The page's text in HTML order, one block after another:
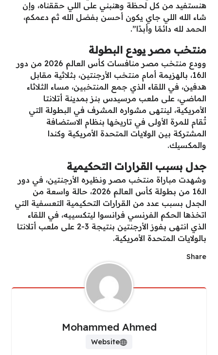
هنستفيد من كل لحظة وهنبني على اللي حققناه، وإن
شاء الله اللي جاي يكون أحسن بفضل الله ثم دعمكم،
الحمد لله دائمًا وأبدًا”.
منتخب مصر يودع البطولة
وودع منتخب مصر منافسات كأس العالم 2026 من دور
الـ16، بالهزيمة أمام منتخب الأرجنتين، بثلاثية مقابل
هدفين، في اللقاء الذي جمع المنتخبين، مساء الثلاثاء
الماضي، على ملعب مرسيدس بنز بمدينة أتلانتا
الأمريكية، لينتهى مشواره المشرف في البطولة التي
تُقام للمرة الأولى في تاريخها بنظام الاستضافة
المشتركة بين الولايات المتحدة الأمريكية وكندا
والمكسيك.
جدل بسبب القرارات التحكيمية
وشهدت مباراة منتخب مصر ونظيره الأرجنتين، في دور
الـ16 من بطولة كأس العالم 2026، حالة واسعة من
الجدل بسبب عدد من القرارات التحكيمية التعسفية التي
اتخذها الحكم الفرنسي فرانسوا ليتكسييه، في اللقاء
الذي انتهى بفوز الأرجنتين بنتيجة 3-2 على ملعب أتلانتا
بالولايات المتحدة الأمريكية.
Share
Mohammed Ahmed
Website